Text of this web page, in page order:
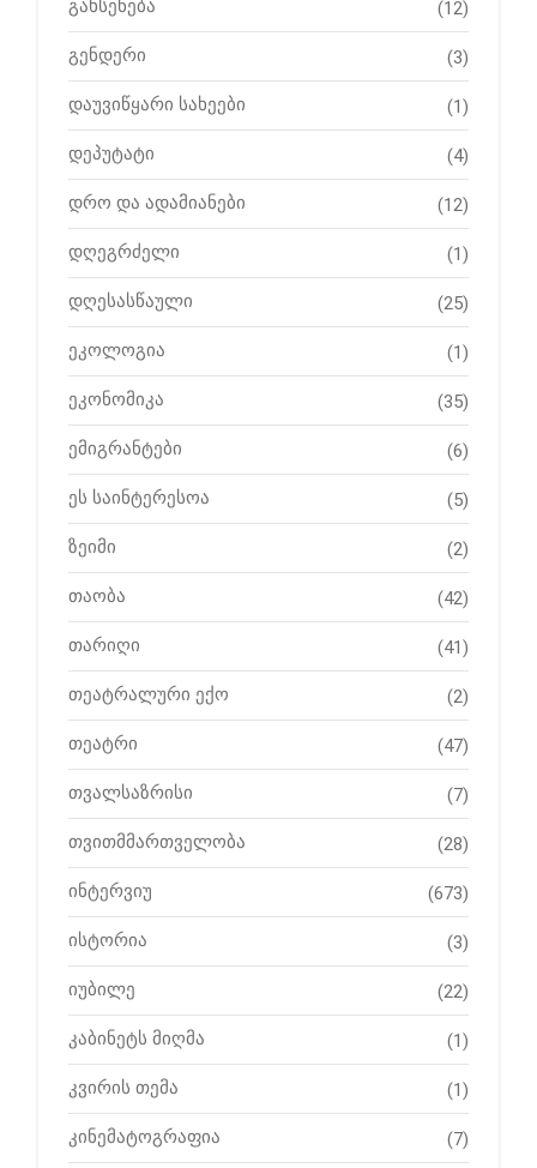
გახსენება (12)
გენდერი (3)
დაუვიწყარი სახეები (1)
დეპუტატი (4)
დრო და ადამიანები (12)
დღეგრძელი (1)
დღესასწაული (25)
ეკოლოგია (1)
ეკონომიკა (35)
ემიგრანტები (6)
ეს საინტერესოა (5)
ზეიმი (2)
თაობა (42)
თარიღი (41)
თეატრალური ექო (2)
თეატრი (47)
თვალსაზრისი (7)
თვითმმართველობა (28)
ინტერვიუ (673)
ისტორია (3)
იუბილე (22)
კაბინეტს მიღმა (1)
კვირის თემა (1)
კინემატოგრაფია (7)